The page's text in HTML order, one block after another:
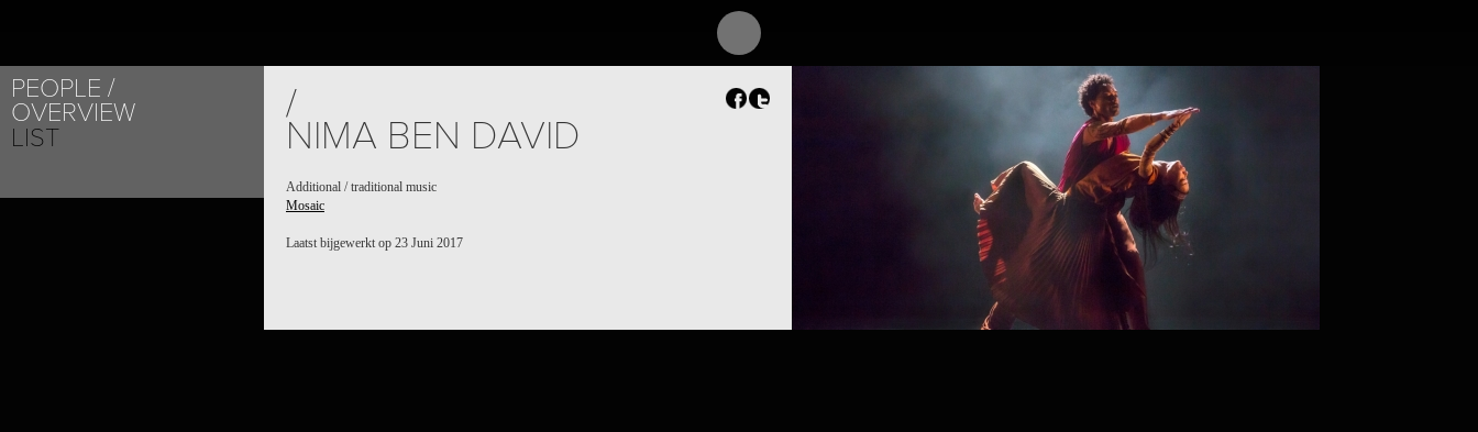
PEOPLE
OVERVIEW
LIST
/
NIMA BEN DAVID
Additional / traditional music
Mosaic
Laatst bijgewerkt op 23 Juni 2017
PROJECT /
MOSAIC